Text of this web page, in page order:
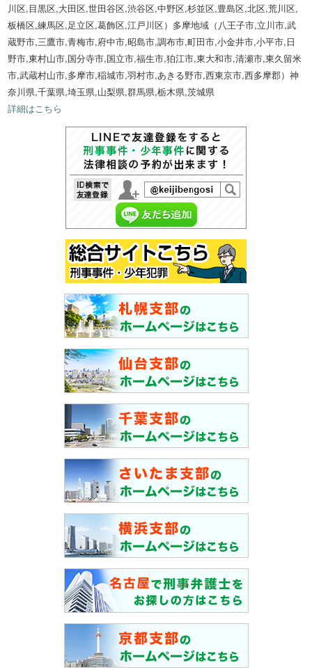
川区,目黒区,大田区,世田谷区,渋谷区,中野区,杉並区,豊島区,北区,荒川区,
板橋区,練馬区,足立区,葛飾区,江戸川区）多摩地域（八王子市,立川市,武
蔵野市,三鷹市,青梅市,府中市,昭島市,調布市,町田市,小金井市,小平市,日
野市,東村山市,国分寺市,国立市,福生市,狛江市,東大和市,清瀬市,東久留米
市,武蔵村山市,多摩市,稲城市,羽村市,あきる野市,西東京市,西多摩郡）神
奈川県,千葉県,埼玉県,山梨県,群馬県,栃木県,茨城県
詳細はこちら